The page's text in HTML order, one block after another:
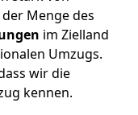
Menge des
im Zielland
Umzugs.
wir die
kennen.